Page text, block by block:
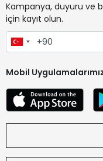
Kampanya, duyuru ve
için kayıt olun.
Mobil